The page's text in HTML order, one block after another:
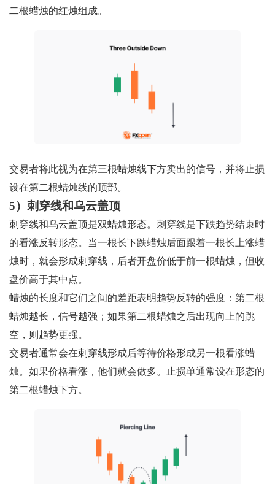
二根蜡烛的红烛组成。
交易者将此视为在第三根蜡烛线下方卖出的信号，并将止损
设在第二根蜡烛线的顶部。
5）刺穿线和乌云盖顶
刺穿线和乌云盖顶是双蜡烛形态。刺穿线是下跌趋势结束时
的看涨反转形态。当一根长下跌蜡烛后面跟着一根长上涨蜡
烛时，就会形成刺穿线，后者开盘价低于前一根蜡烛，但收
盘价高于其中点。
蜡烛的长度和它们之间的差距表明趋势反转的强度：第二根
蜡烛越长，信号越强；如果第二根蜡烛之后出现向上的跳
空，则趋势更强。
交易者通常会在刺穿线形成后等待价格形成另一根看涨蜡
烛。如果价格看涨，他们就会做多。止损单通常设在形态的
第二根蜡烛下方。